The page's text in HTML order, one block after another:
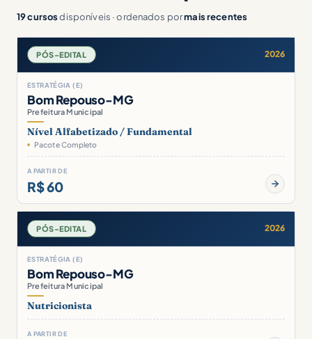
19 cursosdisponíveis · ordenados pormais recentes
PÓS-EDITAL 2026
ESTRATÉGIA (E)
Bom Repouso-MG
Prefeitura Municipal
Nível Alfabetizado / Fundamental
Pacote Completo
A PARTIR DE
R$ 60
PÓS-EDITAL 2026
ESTRATÉGIA (E)
Bom Repouso-MG
Prefeitura Municipal
Nutricionista
A PARTIR DE